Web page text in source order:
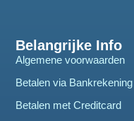
Belangrijke Info
Algemene voorwaarden
Betalen via Bankrekening
Betalen met Creditcard